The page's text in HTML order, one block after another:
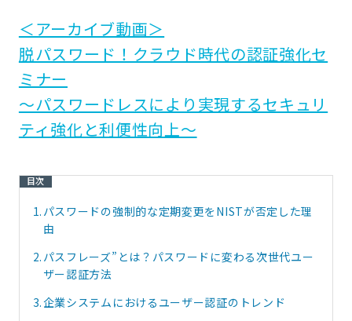
＜アーカイブ動画＞
脱パスワード！クラウド時代の認証強化セ
ミナー
～パスワードレスにより実現するセキュリ
ティ強化と利便性向上～
目次
1. パスワードの強制的な定期変更をNISTが否定した理
由
2. パスフレーズ”とは？パスワードに変わる次世代ユー
ザー認証方法
3.企業システムにおけるユーザー認証のトレンド